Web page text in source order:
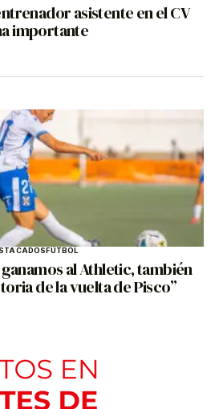
asistente en el CV
importante
FÚTBOL
al Athletic, también
de la vuelta de Pisco”